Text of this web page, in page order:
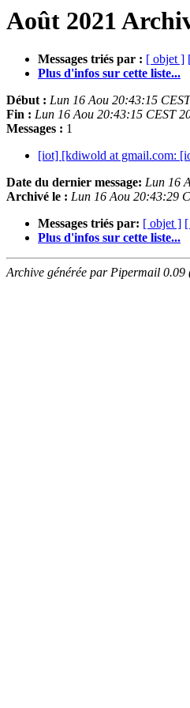
Août 2021
Messages triés par : [ objet ]
Plus d'infos sur cette liste...
Début : Lun 16 Aou 20:43:15
Fin : Lun 16 Aou 20:43:15 CEST
Messages : 1
[iot] [kdiwold at gmail.com:
Date du dernier message: Lun 16
Archivé le : Lun 16 Aou 20:43:29
Messages triés par: [ objet ]
Plus d'infos sur cette liste...
Archive générée par Pipermail